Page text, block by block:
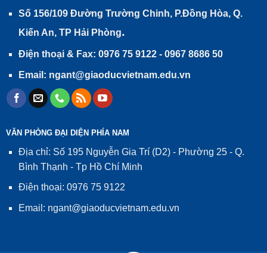
Số 156/109 Đường Trường Chinh, P.Đồng Hòa, Q.
Kiến An, TP Hải Phòng.
Điện thoại & Fax: 0976 75 9122 - 0967 8686 50
Email: ngant@giaoducvietnam.edu.vn
VĂN PHÒNG ĐẠI DIỆN PHÍA NAM
Địa chỉ: Số 195 Nguyễn Gia Trí (D2) - Phường 25 - Q.
Bình Thạnh - Tp Hồ Chí Minh
Điện thoại: 0976 75 9122
Email: ngant@giaoducvietnam.edu.vn